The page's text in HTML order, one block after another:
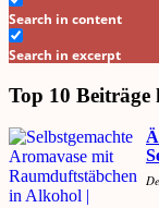
Search in content
Search in excerpt
Top 10 Beiträge